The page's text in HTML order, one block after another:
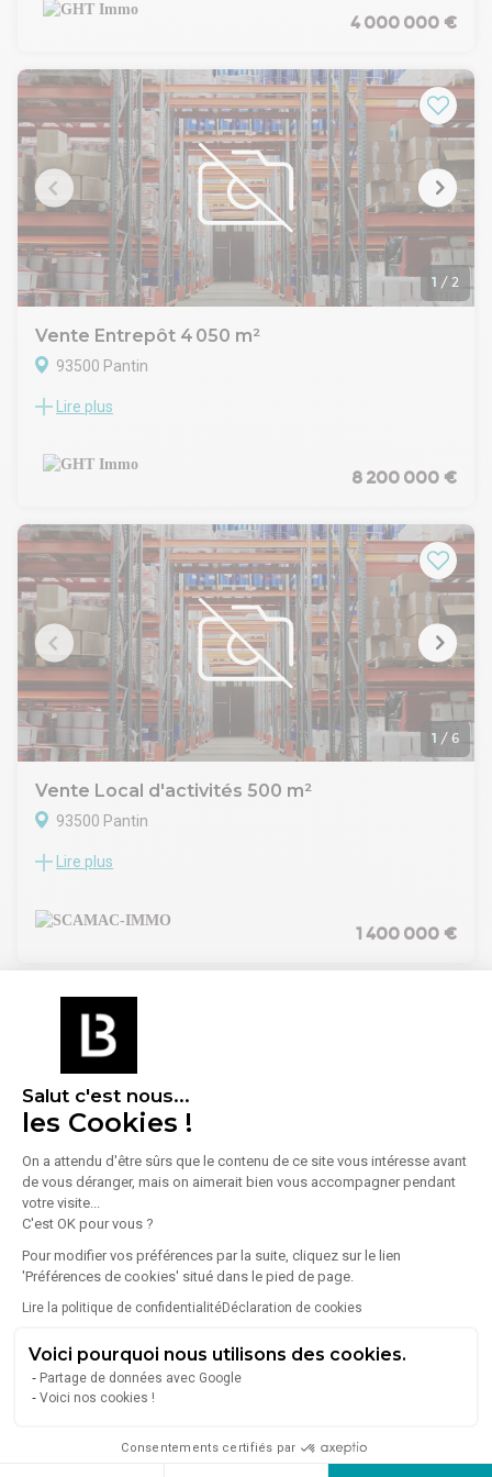
Salut c'est nous...
les Cookies !
On a attendu d'être sûrs que le contenu de ce site vous intéresse avant
de vous déranger, mais on aimerait bien vous accompagner pendant
votre visite...
C'est OK pour vous ?
Pour modifier vos préférences par la suite, cliquez sur le lien
'Préférences de cookies' situé dans le pied de page.
Lire la politique de confidentialitéDéclaration de cookies
Voici pourquoi nous utilisons des cookies.
Partage de données avec Google
Voici nos cookies !
Consentements certifiés par
- 1 200 m² d'entrepôt
CARACTÉRISTIQUES :
- Accès gros porteur
- Hauteur sous plafond : 5 à 6 m
- 10 places de parking
- 2 portes sectionnelles
- Zone franchenGHT IMMO - 01 48 93 81 23 - Plus
d'informations sur www.ghtimmo.fr (réf. 9400410305)
4 000 000 €
1 / 2
Vente Entrepôt 4 050 m²
93500 Pantin
LE CABINET GHTIMMO VOUS PROPOSE:
- RDC bas : environ 1 600 m² d'entrepôt accès de plain-pied.
- RDC : environ 1 250 m² d'entrepôt avec une hauteur sous
- R+1 : 600 m² de mezzanine béton pour le stockage et 250
m² de bureaux.
- Terrain : environ 2 000 m² exploitable.
Caractéristiques : 1 porte de plain-pied - 2 quais de
déchargement - parkings - accès poids lourds- Monte
charges 3T nGHT IMMO - 01 48 93 81 23 - Plus
d'informations sur www.ghtimmo.fr (réf. 940049906)
Lire plus
8 200 000 €
1 / 6
Vente Local d'activités 500 m²
93500 Pantin
À VENDRE – Local d'activités 500 m² à Pantin (93)
d'activités de 500 m². Implanté dans une zone d'activités
sécurisée, ce bâtiment en structure béton offre un fort
logistiques. Prix de vente : 1 400 000 € HT.
Lire plus
1 400 000 €
Vente Local d'activités 1 400 m²
93500 Pantin
France Locaux vous propose un local d'activité avec accès
portes de Paris.
Lire plus